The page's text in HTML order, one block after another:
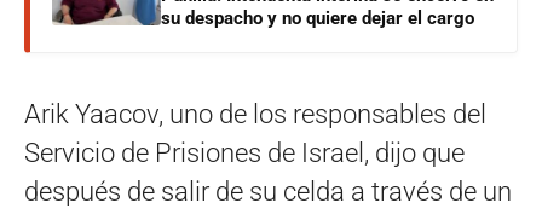
su despacho y no quiere dejar el cargo
Arik Yaacov, uno de los responsables del
Servicio de Prisiones de Israel, dijo que
después de salir de su celda a través de un